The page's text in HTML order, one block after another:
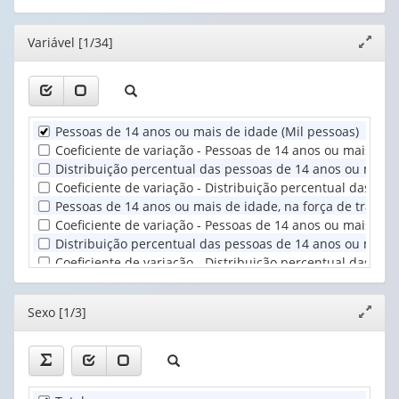
1
valor):
Trimestre
(possui
apenas
valor):
(1)
o
cabeçalho
(possui
apenas
valor):
Unidade
Territorial
(1)
Editor
janela
Variável [1/34]
Pessoas de 14 anos ou mais de idade (Mil pessoas)
Coeficiente de variação - Pessoas de 14 anos ou mais de
Distribuição percentual das pessoas de 14 anos ou mais
Coeficiente de variação - Distribuição percentual das
Pessoas de 14 anos ou mais de idade, na força de
Coeficiente de variação - Pessoas de 14 anos ou mais
Distribuição percentual das pessoas de 14 anos ou
Coeficiente de variação - Distribuição percentual das
Pessoas de 14 anos ou mais de idade ocupadas na
Coeficiente de variação - Pessoas de 14 anos ou mais
Distribuição percentual das pessoas de 14 anos ou
Coeficiente de variação - Distribuição percentual das
Pessoas de 14 anos ou mais de idade, desocupadas na
Coeficiente de variação - Pessoas de 14 anos ou mais
Distribuição percentual das pessoas de 14 anos ou
Editor
janela
Sexo [1/3]